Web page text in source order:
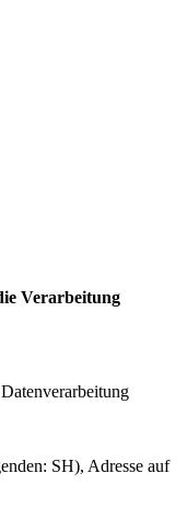
Verarbeitung
SH), Adresse auf